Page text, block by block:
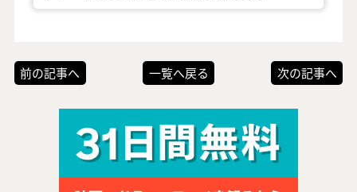
前の記事へ 一覧へ戻る 次の記事へ